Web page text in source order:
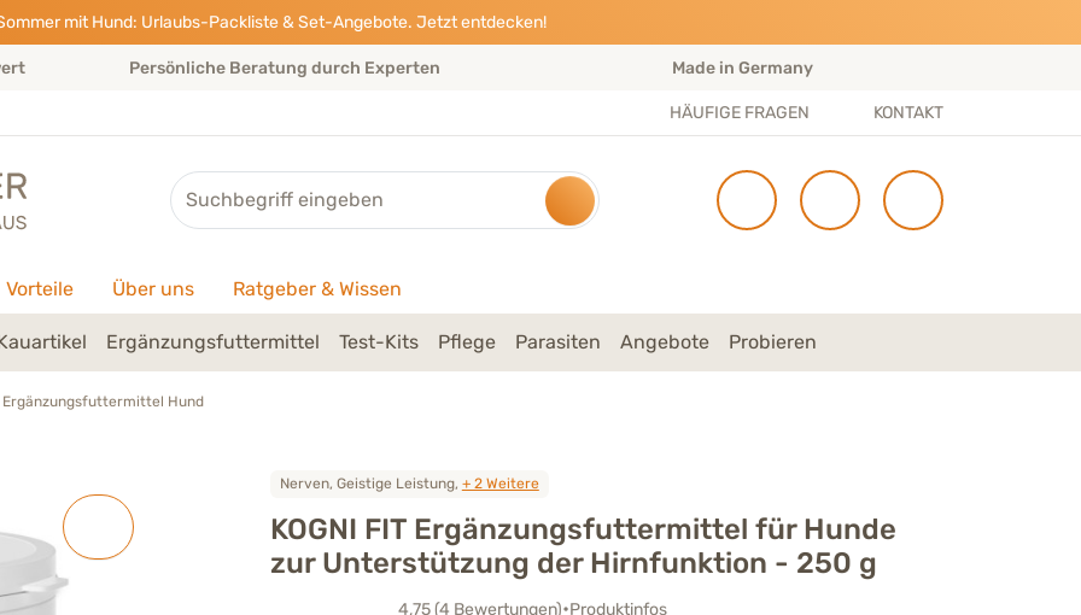
mit Hund: Urlaubs-Packliste & Set-Angebote. Jetzt entdecken!
Persönliche Beratung durch Experten Made in Germany
HÄUFIGE FRAGEN KONTAKT
Suche
Vorteile Über uns Ratgeber & Wissen
Ergänzungsfuttermittel Test-Kits Pflege Parasiten Angebote Probieren
Ergänzungsfuttermittel Hund
Nerven, Geistige Leistung, + 2 Weitere
KOGNI FIT Ergänzungsfuttermittel für Hunde
zur Unterstützung der Hirnfunktion - 250 g
4,75(4 Bewertungen)•Produktinfos